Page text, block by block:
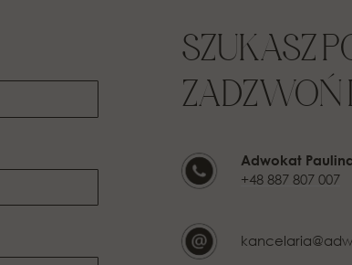
SZUKASZ
ZADZWOŃ
Adwokat
+48 887 807 007